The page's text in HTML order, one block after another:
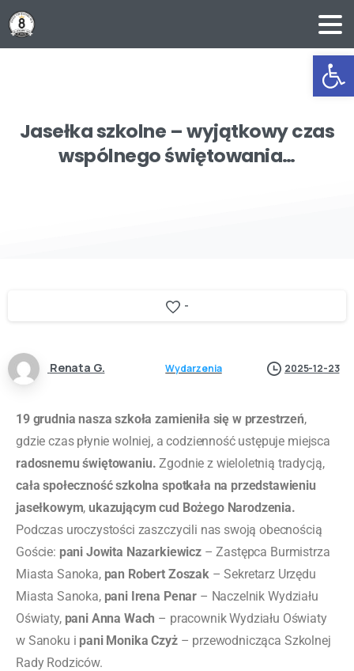
Jasełkaszkolne –wyjątkowyczas
wspólnegoświętowania…
-
Renata G. Wydarzenia 2025-12-23
19 grudnia nasza szkoła zamieniła się w przestrzeń,
gdzie czas płynie wolniej, a codzienność ustępuje miejsca
radosnemu świętowaniu. Zgodnie z wieloletnią tradycją,
cała społeczność szkolna spotkała na przedstawieniu
jasełkowym,ukazującym cud Bożego Narodzenia.
Podczas uroczystości zaszczycili nas swoją obecnością
Goście: pani Jowita Nazarkiewicz– Zastępca Burmistrza
Miasta Sanoka, pan Robert Zoszak – Sekretarz Urzędu
Miasta Sanoka, pani Irena Penar – Naczelnik Wydziału
Oświaty, pani Anna Wach – pracownik Wydziału Oświaty
w Sanoku i pani Monika Czyż– przewodnicząca Szkolnej
Rady Rodziców.